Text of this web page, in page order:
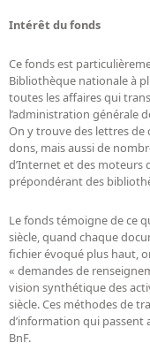
Intérêt du fonds
Ce fonds est
Bibliothèque nationale à
toutes les affaires qui
l’administration générale
On y trouve des lettres
dons, mais aussi de
d’Internet et des moteurs
prépondérant des
Le fonds témoigne de ce
siècle, quand chaque
fichier évoqué plus haut,
« demandes de
vision synthétique des
siècle. Ces méthodes de
d’information qui passent
BnF.